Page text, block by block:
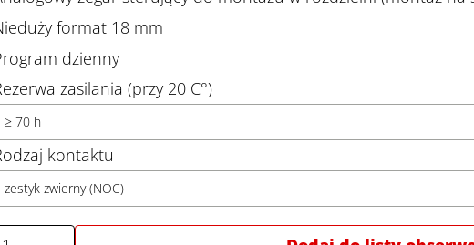
format 18 mm
dzienny
zasilania (przy 20 C°)
≥ 70 h
kontaktu
zestyk zwierny (NOC)